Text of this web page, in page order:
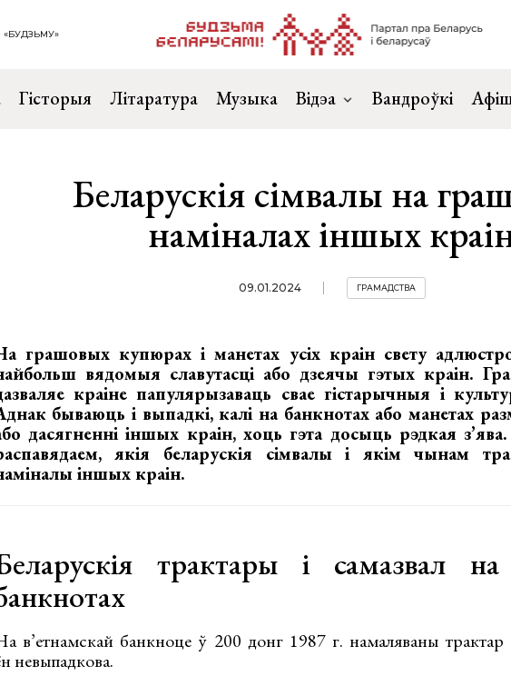
Гісторыя Літаратура Музыка Відэа Вандроўкі
Беларускія сімвалы на
наміналах іншых
09.01.2024 ГРАМАДСТВА
грашовых купюрах і манетах усіх краін свету
вядомыя славутасці або дзеячы гэтых краін.
краіне папулярызаваць свае гістарычныя і
бываюць і выпадкі, калі на банкнотах або манетах
дасягненні іншых краін, хоць гэта досыць рэдкая
якія беларускія сімвалы і якім чынам
іншых краін.
трактары і самазвал на
в’етнамскай банкноце ў 200 донг 1987 г. намаляваны трактар
невыпадкова.